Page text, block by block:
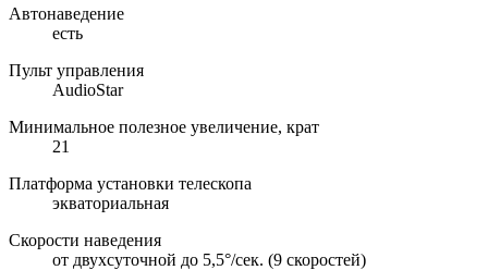
Автонаведение
есть
Пульт управления
AudioStar
Минимальное полезное увеличение, крат
21
Платформа установки телескопа
экваториальная
Скорости наведения
от двухсуточной до 5,5°/сек. (9 скоростей)